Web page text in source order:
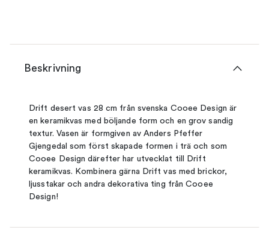
Beskrivning
Drift desert vas 28 cm från svenska Cooee Design är
en keramikvas med böljande form och en grov sandig
textur. Vasen är formgiven av Anders Pfeffer
Gjengedal som först skapade formen i trä och som
Cooee Design därefter har utvecklat till Drift
keramikvas. Kombinera gärna Drift vas med brickor,
ljusstakar och andra dekorativa ting från Cooee
Design!